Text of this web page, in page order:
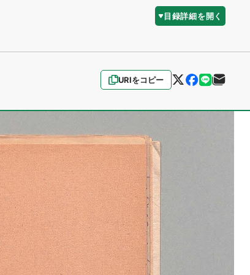
目録詳細を開く
URIをコピー